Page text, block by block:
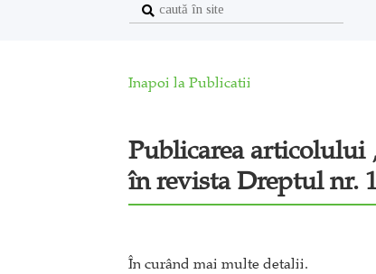
Inapoi la Publicatii
Publicarea
în revista Dreptul nr.
În curând mai multe detalii.